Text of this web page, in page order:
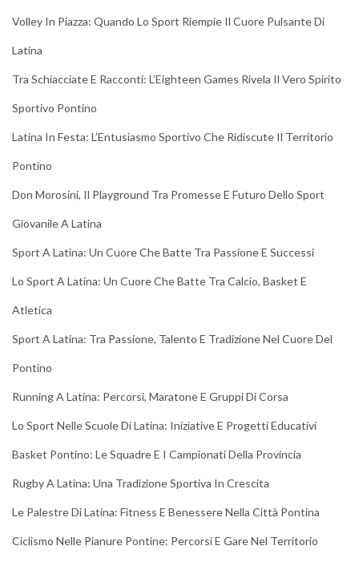
Volley In Piazza: Quando Lo Sport Riempie Il Cuore Pulsante Di
Latina
Tra Schiacciate E Racconti: L’Eighteen Games Rivela Il Vero Spirito
Sportivo Pontino
Latina In Festa: L’Entusiasmo Sportivo Che Ridiscute Il Territorio
Pontino
Don Morosini, Il Playground Tra Promesse E Futuro Dello Sport
Giovanile A Latina
Sport A Latina: Un Cuore Che Batte Tra Passione E Successi
Lo Sport A Latina: Un Cuore Che Batte Tra Calcio, Basket E
Atletica
Sport A Latina: Tra Passione, Talento E Tradizione Nel Cuore Del
Pontino
Running A Latina: Percorsi, Maratone E Gruppi Di Corsa
Lo Sport Nelle Scuole Di Latina: Iniziative E Progetti Educativi
Basket Pontino: Le Squadre E I Campionati Della Provincia
Rugby A Latina: Una Tradizione Sportiva In Crescita
Le Palestre Di Latina: Fitness E Benessere Nella Città Pontina
Ciclismo Nelle Pianure Pontine: Percorsi E Gare Nel Territorio